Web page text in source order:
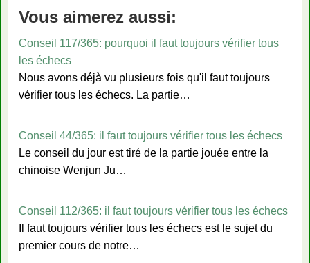
Vous aimerez aussi:
Conseil 117/365: pourquoi il faut toujours vérifier tous
les échecs
Nous avons déjà vu plusieurs fois qu'il faut toujours
vérifier tous les échecs. La partie…
Conseil 44/365: il faut toujours vérifier tous les échecs
Le conseil du jour est tiré de la partie jouée entre la
chinoise Wenjun Ju…
Conseil 112/365: il faut toujours vérifier tous les échecs
Il faut toujours vérifier tous les échecs est le sujet du
premier cours de notre…